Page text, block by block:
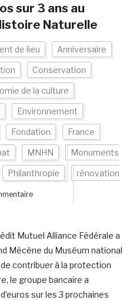
sur 3 ans au
Naturelle
de lieu Anniversaire
Conservation
de la culture
Environnement
Fondation France
MNHN Monuments
Philanthropie rénovation
Mutuel Alliance Fédérale a
Mécène du Muséum national
contribuer à la protection
le groupe bancaire a
sur les 3 prochaines